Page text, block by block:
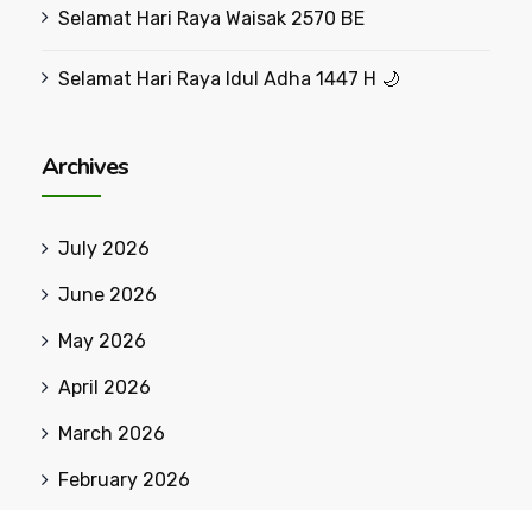
Selamat Hari Raya Waisak 2570 BE
Selamat Hari Raya Idul Adha 1447 H 🌙
Archives
July 2026
June 2026
May 2026
April 2026
March 2026
February 2026